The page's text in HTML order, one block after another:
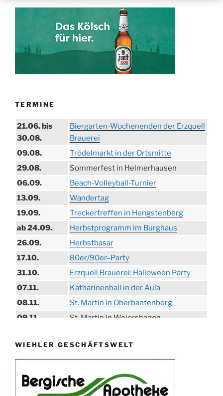
TERMINE
21.06. bis
30.08.
Biergarten-Wochenenden der Erzquell
Brauerei
09.08.
Trödelmarkt in der Ortsmitte
29.08.
Sommerfest in Helmerhausen
06.09.
Beach-Volleyball-Turnier
13.09.
Wandertag
19.09.
Treckertreffen in Hengstenberg
ab 24.09.
Herbstprogramm im Burghaus
26.09.
Herbstbasar
17.10.
80er/90er–Party
31.10.
Erzquell Brauerei: Halloween Party
07.11.
Katharinenball in der Aula
08.11.
St. Martin in Oberbantenberg
09.11.
St. Martin in Weiershagen
11.11.
„DÜX“ im Burghaus
15.11.
Konzert Bielsteiner Männerchor
15.11.
Volkstrauertag am Ehrenmal
WIEHLER GESCHÄFTSWELT